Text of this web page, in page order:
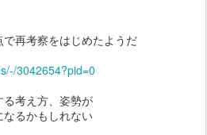
で再考察をはじめたようだ
3042654?pid=0
考え方、姿勢が
るかもしれない